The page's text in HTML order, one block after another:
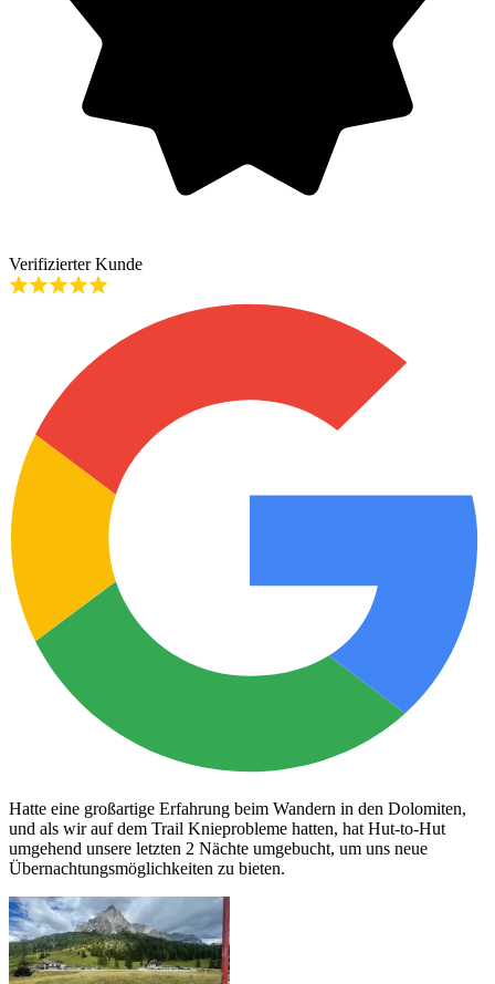
Verifizierter Kunde
Hatte eine großartige Erfahrung beim Wandern in den Dolomiten,
und als wir auf dem Trail Knieprobleme hatten, hat Hut-to-Hut
umgehend unsere letzten 2 Nächte umgebucht, um uns neue
Übernachtungsmöglichkeiten zu bieten.